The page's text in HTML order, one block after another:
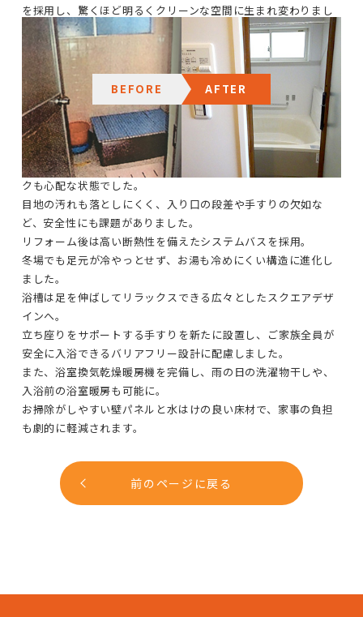
を採用し、驚くほど明るくクリーンな空間に生まれ変わりまし
た。
バスルーム
BEFORE AFTER
昔ながらのタイル貼りの浴室で、浴槽も小さく深いタイプでし
た。
タイルの床は冬場の冷え込みが厳しく、ヒートショックのリス
クも心配な状態でした。
目地の汚れも落としにくく、入り口の段差や手すりの欠如な
ど、安全性にも課題がありました。
リフォーム後は高い断熱性を備えたシステムバスを採用。
冬場でも足元が冷やっとせず、お湯も冷めにくい構造に進化し
ました。
浴槽は足を伸ばしてリラックスできる広々としたスクエアデザ
インへ。
立ち座りをサポートする手すりを新たに設置し、ご家族全員が
安全に入浴できるバリアフリー設計に配慮しました。
また、浴室換気乾燥暖房機を完備し、雨の日の洗濯物干しや、
入浴前の浴室暖房も可能に。
お掃除がしやすい壁パネルと水はけの良い床材で、家事の負担
も劇的に軽減されます。
前のページに戻る